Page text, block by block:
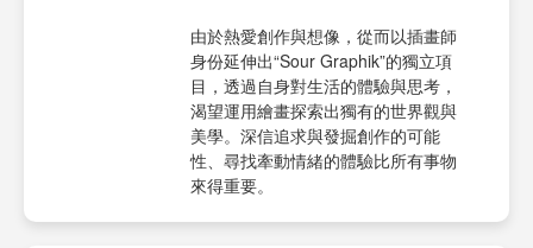
由於熱愛創作與想像，從而以插畫師
身份延伸出“Sour Graphik”的獨立項
目，透過自身對生活的體驗與思考，
渴望運用繪畫探索出獨有的世界觀與
美學。深信追求與發掘創作的可能
性、尋找牽動情緒的體驗比所有事物
來得重要。